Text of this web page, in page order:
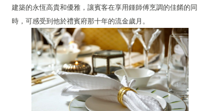
建築的永恆高貴和優雅，讓賓客在享用鍾師傅烹調的佳餚的同
時，可感受到他於禮賓府那十年的流金歲月。